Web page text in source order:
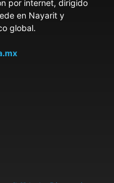
por internet, dirigido
en Nayarit y
global.